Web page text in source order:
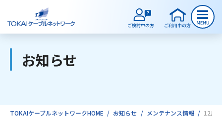
ご検討中のお客様
お知らせ
TOKAIケーブルネットワークHOME お知らせ メンテナンス情報 12月